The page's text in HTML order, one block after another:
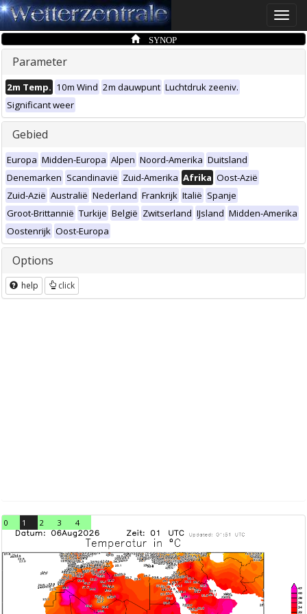
Toggle
SYNOP
Parameter
2m Temp. 10m Wind 2m dauwpunt Luchtdruk zeeniv.
Significant weer
Gebied
Europa Midden-Europa Alpen Noord-Amerika Duitsland
Denemarken Scandinavië Zuid-Amerika Afrika Oost-Azië
Zuid-Azië Australië Nederland Frankrijk Italië Spanje
Groot-Brittannië Turkije België Zwitserland IJsland Midden-Amerika
Oostenrijk Oost-Europa
Options
help click
0 1 2 3 4